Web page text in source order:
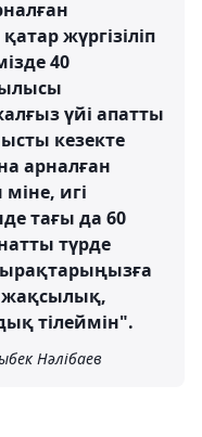
жүргізіліп
40
үйі апатты
кезекте
арналған
игі
тағы да 60
түрде
жақсылық,
тілеймін".
Нәлібаев